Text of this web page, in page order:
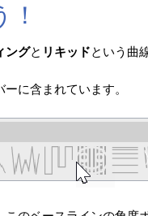
ングと リキッドという曲
に含まれています。